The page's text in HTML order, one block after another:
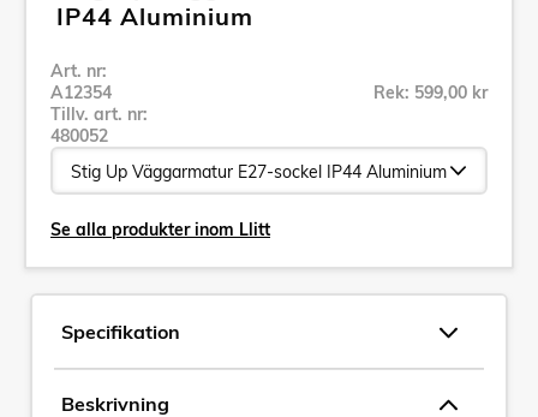
IP44 Aluminium
Art. nr:
A12354
Tillv. art. nr:
480052
Rek: 599,00 kr
Se alla produkter inom Llitt
Specifikation
Beskrivning